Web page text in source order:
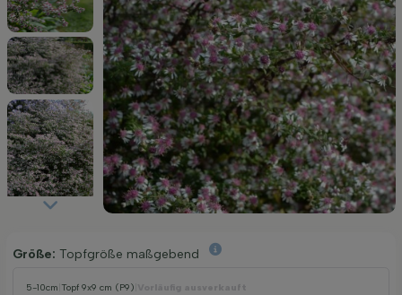
Größe: Topfgröße maßgebend
5-10cm Topf 9x9 cm (P9)